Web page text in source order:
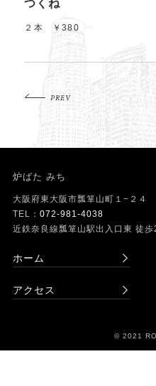
つくね
２本 ￥380
PREV
炉ばた みち
大阪府東大阪市瓢箪山町１−２４
TEL： 072-981-4038
近鉄奈良線瓢箪山駅出入口東 徒歩
ホーム
アクセス
© 2021